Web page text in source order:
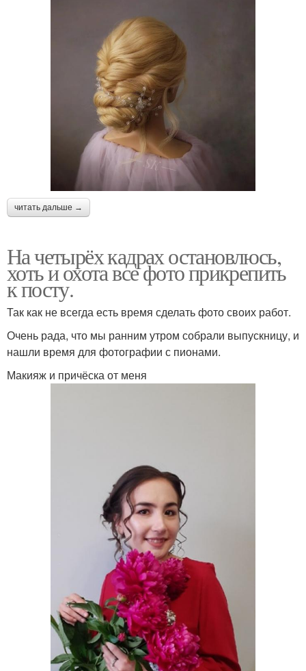
читать дальше →
На четырёх кадрах остановлюсь,
хоть и охота все фото прикрепить
к посту.
Так как не всегда есть время сделать фото своих работ.
Очень рада, что мы ранним утром собрали выпускницу, и
нашли время для фотографии с пионами.
Макияж и причёска от меня